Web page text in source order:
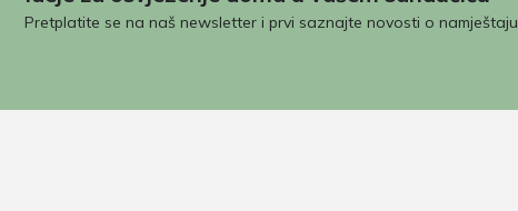
Pretplatite se na naš newsletter i prvi saznajte novosti o namještaju.